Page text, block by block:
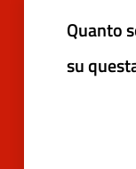
Quanto
su